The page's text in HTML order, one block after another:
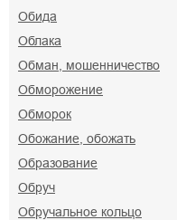
Обида
Облака
Обман, мошенничество
Обморожение
Обморок
Обожание, обожать
Образование
Обруч
Обручальное кольцо